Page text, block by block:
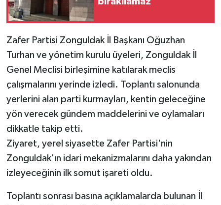
​Zafer Partisi Zonguldak İl Başkanı Oğuzhan
Turhan ve yönetim kurulu üyeleri, Zonguldak İl
Genel Meclisi birleşimine katılarak meclis
çalışmalarını yerinde izledi. Toplantı salonunda
yerlerini alan parti kurmayları, kentin geleceğine
yön verecek gündem maddelerini ve oylamaları
dikkatle takip etti.
Ziyaret, yerel siyasette Zafer Partisi'nin
Zonguldak'ın idari mekanizmalarını daha yakından
izleyeceğinin ilk somut işareti oldu.
​Toplantı sonrası basına açıklamalarda bulunan İl